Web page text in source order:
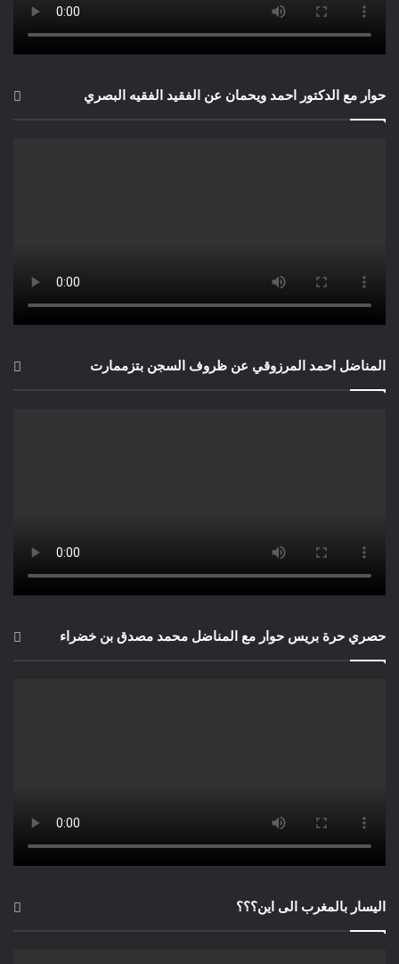
حوار مع الدكتور احمد ويحمان عن الفقيد الفقيه البصري
المناضل احمد المرزوقي عن ظروف السجن بتزممارت
حصري حرة بريس حوار مع المناضل محمد مصدق بن خضراء
اليسار بالمغرب الى اين؟؟؟